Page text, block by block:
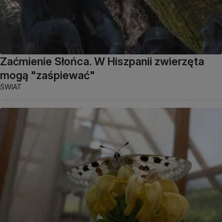
Zaćmienie Słońca. W Hiszpanii zwierzęta
mogą "zaśpiewać"
ŚWIAT